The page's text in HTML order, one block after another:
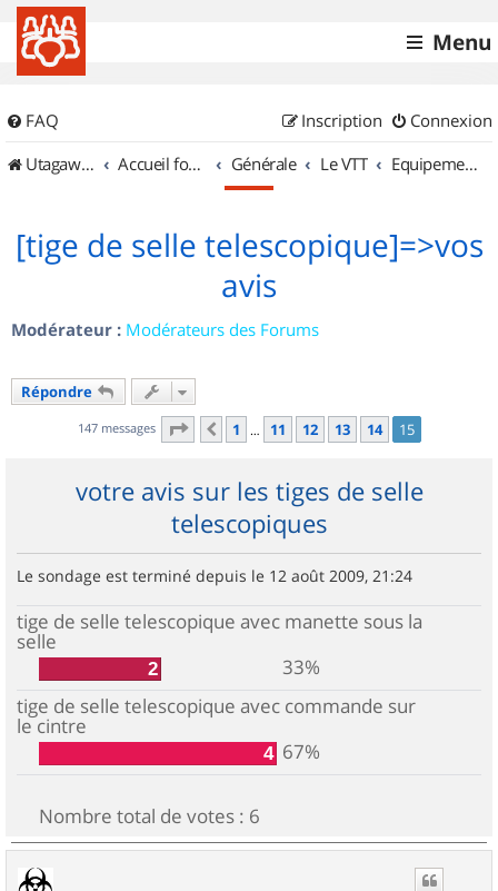
Menu
FAQ Connexion
Inscription
UtagawaVTT (Randos VTT et VTTAE avec traces GPS)
Accueil forum Générale Le VTT Equipements et Accessoires
[tige de selle telescopique]=>vos
avis
Modérateur : Modérateurs des Forums
Répondre
147 messages Page 15 sur15
Précédent
1 … 11 12 13 14 15
votre avis sur les tiges de selle
telescopiques
Le sondage est terminé depuis le 12 août 2009, 21:24
tige de selle telescopique avec manette sous la
selle
2
33%
tige de selle telescopique avec commande sur
le cintre
4 67%
Nombre total de votes : 6